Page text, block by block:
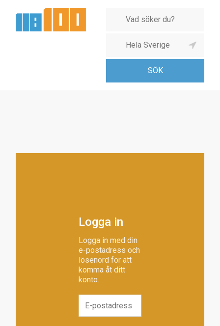
Logga in
Logga in med din
e-postadress och
lösenord för att
komma åt ditt
konto.